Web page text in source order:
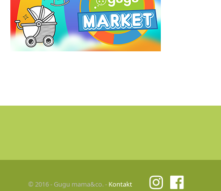
© 2016 - Gugu mama&co. - Kontakt